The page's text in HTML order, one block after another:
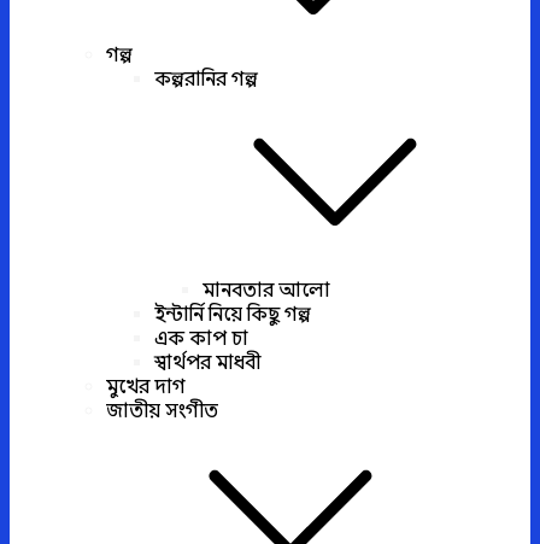
গল্প
কল্পরানির গল্প
মানবতার আলো
ইন্টার্নি নিয়ে কিছু গল্প
এক কাপ চা
স্বার্থপর মাধবী
মুখের দাগ
জাতীয় সংগীত